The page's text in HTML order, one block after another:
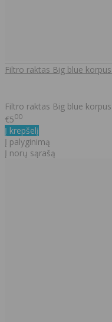
Filtro raktas Big blue
Filtro raktas Big blue
€500
Į krepšelį
Į palyginimą
Į norų sąrašą